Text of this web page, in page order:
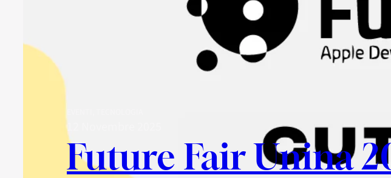
12 Novembre 2025
Future Fair Unina